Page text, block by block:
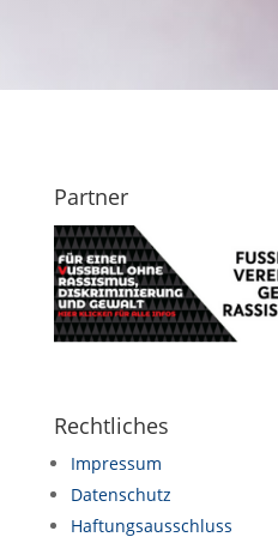
Partner
Rechtliches
Impressum
Datenschutz
Haftungsausschluss